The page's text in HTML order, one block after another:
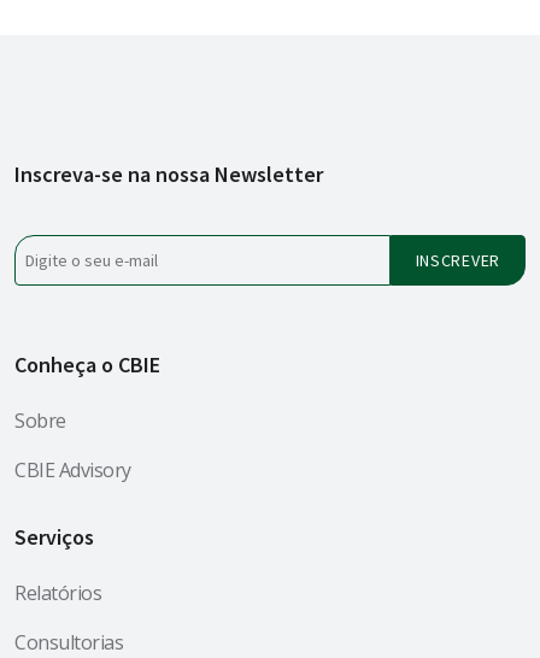
Inscreva-se na nossa Newsletter
Conheça o CBIE
Sobre
CBIE Advisory
Serviços
Relatórios
Consultorias